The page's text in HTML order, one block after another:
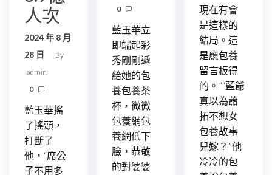
人次
2024 年 8 月
28 日
By
admin
0
藍玉華搖
了搖頭，
打斷了
他，“席公
子不用多
0
藍玉華立
即端起彩
秀剛剛遞
給她的包
養包養茶
杯，微微
包養網包
養網低下
臉，恭敬
的對婆婆
現在有會
是這樣的
結局。這
是應包養
留言板得
的。”“藍爺
真以為蕭
拓不想女
包養故事
兒嫁？”他
冷冷的包